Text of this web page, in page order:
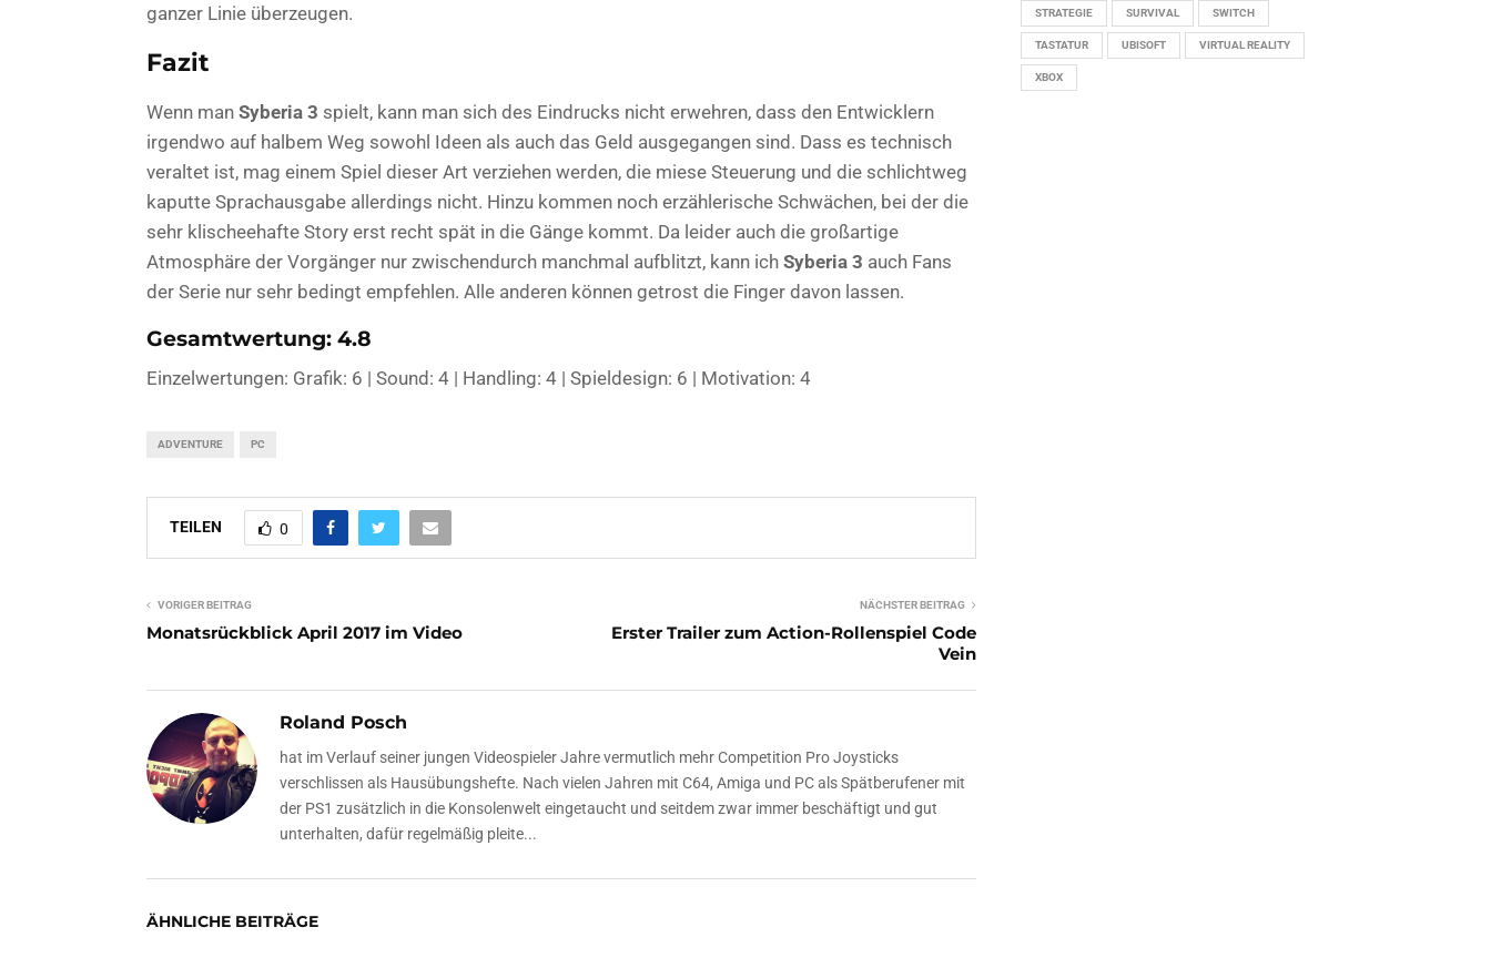
ganzer Linie überzeugen.
Fazit
Wenn man Syberia 3 spielt, kann man sich des Eindrucks nicht erwehren, dass den Entwicklern
irgendwo auf halbem Weg sowohl Ideen als auch das Geld ausgegangen sind. Dass es technisch
veraltet ist, mag einem Spiel dieser Art verziehen werden, die miese Steuerung und die schlichtweg
kaputte Sprachausgabe allerdings nicht. Hinzu kommen noch erzählerische Schwächen, bei der die
sehr klischeehafte Story erst recht spät in die Gänge kommt. Da leider auch die großartige
Atmosphäre der Vorgänger nur zwischendurch manchmal aufblitzt, kann ich Syberia 3 auch Fans
der Serie nur sehr bedingt empfehlen. Alle anderen können getrost die Finger davon lassen.
Gesamtwertung: 4.8
Einzelwertungen: Grafik: 6 | Sound: 4 | Handling: 4 | Spieldesign: 6 | Motivation: 4
ADVENTURE PC
TEILEN 0
VORIGER BEITRAG
Monatsrückblick April 2017 im Video
NÄCHSTER BEITRAG
Erster Trailer zum Action-Rollenspiel Code
Vein
Roland Posch
hat im Verlauf seiner jungen Videospieler Jahre vermutlich mehr Competition Pro Joysticks
verschlissen als Hausübungshefte. Nach vielen Jahren mit C64, Amiga und PC als Spätberufener mit
der PS1 zusätzlich in die Konsolenwelt eingetaucht und seitdem zwar immer beschäftigt und gut
unterhalten, dafür regelmäßig pleite...
ÄHNLICHE BEITRÄGE
STRATEGIE SURVIVAL SWITCH
TASTATUR UBISOFT VIRTUAL REALITY
XBOX